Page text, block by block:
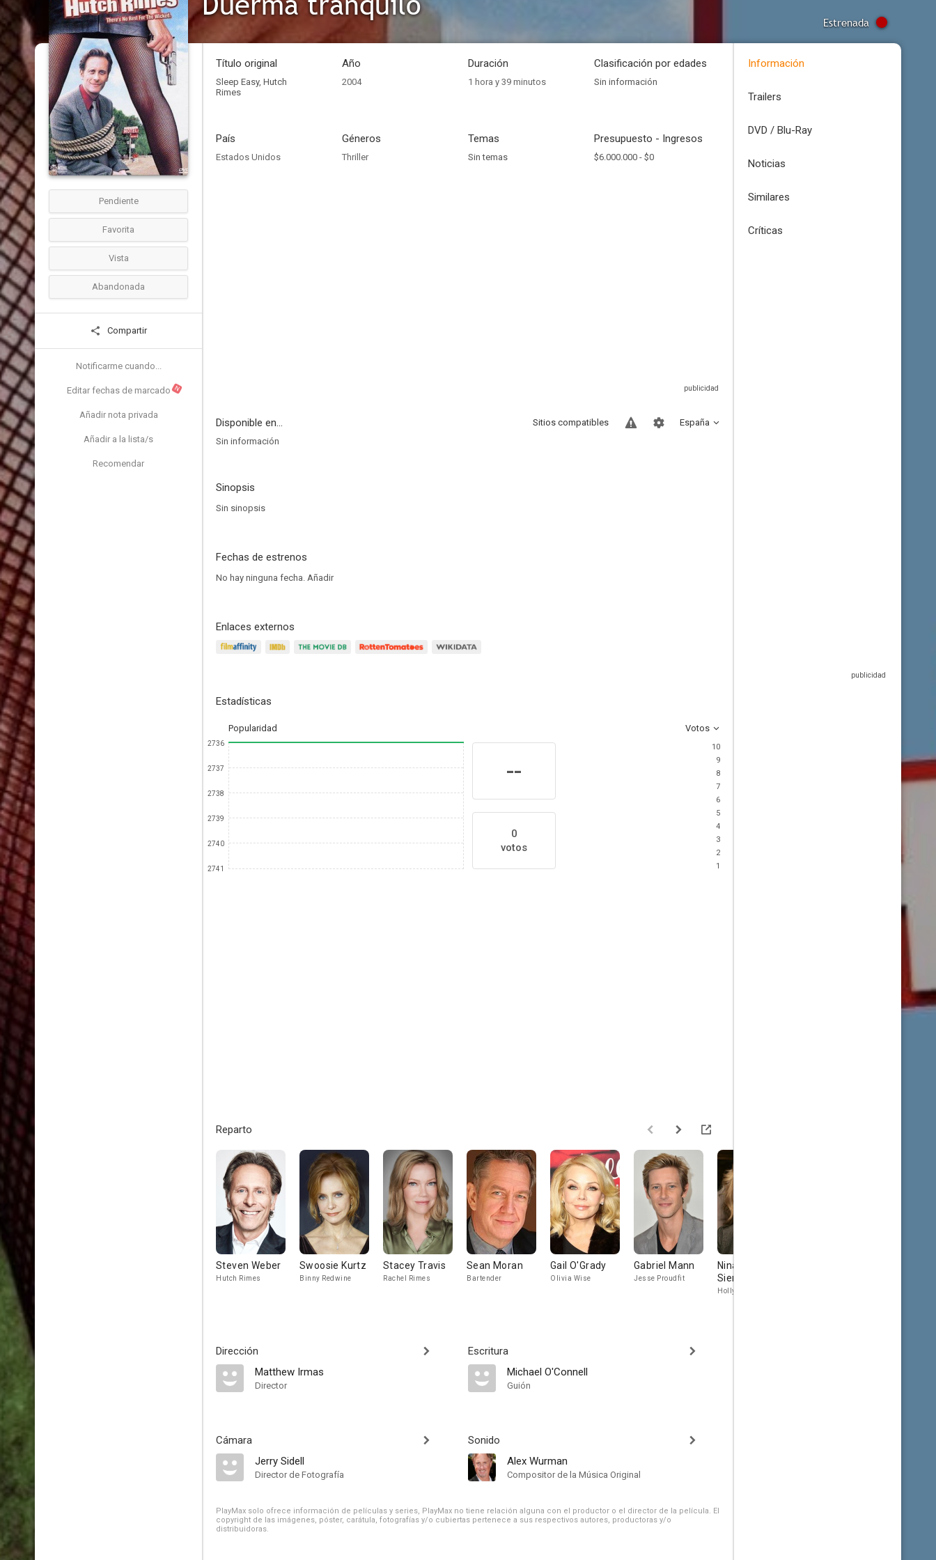
Estrenada
Pendiente
Favorita
Vista
Abandonada
Compartir
Notificarme cuando...
Editar fechas de marcado N
Añadir nota privada
Añadir a la lista/s
Recomendar
Título original
Sleep Easy, Hutch
Rimes
Año
2004
Duración
1 hora y 39 minutos
Clasificación por edades
Sin información
País
Estados Unidos
Géneros
Thriller
Temas
Sin temas
Presupuesto - Ingresos
$6.000.000 - $0
Disponible en... España
Sitios compatibles
Sin información
Sinopsis
Sin sinopsis
Fechas de estrenos
No hay ninguna fecha. Añadir
Enlaces externos
Estadísticas
Popularidad Votos
2736
2737
2738
2739
2740
2741
--
0
votos
10
9
8
7
6
5
4
3
2
1
Reparto
Steven Weber
Hutch Rimes
Swoosie Kurtz
Binny Redwine
Stacey Travis
Rachel Rimes
Sean Moran
Bartender
Gail O'Grady
Olivia Wise
Gabriel Mann
Jesse Proudfit
Nina
Siemaszko
Holly Proudfit
Dirección
Matthew Irmas
Director
Cámara
Jerry Sidell
Director de Fotografía
Escritura
Michael O'Connell
Guión
Sonido
Alex Wurman
Compositor de la Música Original
PlayMax solo ofrece información de películas y series, PlayMax no tiene relación alguna con el productor o el director de la película. El
copyright de las imágenes, póster, carátula, fotografías y/o cubiertas pertenece a sus respectivos autores, productoras y/o
distribuidoras.
Información
Trailers
DVD / Blu-Ray
Noticias
Similares
Críticas